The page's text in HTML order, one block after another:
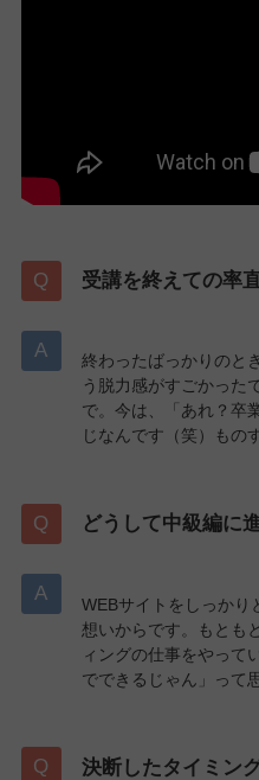
受講を終えての率
終わったばっかりのと
う脱力感がすごかった
で。今は、「あれ？卒
じなんです（笑）もの
どうして中級編に
WEBサイトをしっかり
想いからです。もとも
ィングの仕事をやって
でできるじゃん」って
決断したタイミン